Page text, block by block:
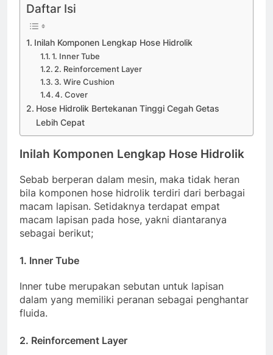
Daftar Isi
Inilah Komponen Lengkap Hose Hidrolik
1. Inner Tube
2. Reinforcement Layer
3. Wire Cushion
4. Cover
Hose Hidrolik Bertekanan Tinggi Cegah Getas
Lebih Cepat
Inilah Komponen Lengkap Hose Hidrolik
Sebab berperan dalam mesin, maka tidak heran
bila komponen hose hidrolik terdiri dari berbagai
macam lapisan. Setidaknya terdapat empat
macam lapisan pada hose, yakni diantaranya
sebagai berikut;
1. Inner Tube
Inner tube merupakan sebutan untuk lapisan
dalam yang memiliki peranan sebagai penghantar
fluida.
2. Reinforcement Layer